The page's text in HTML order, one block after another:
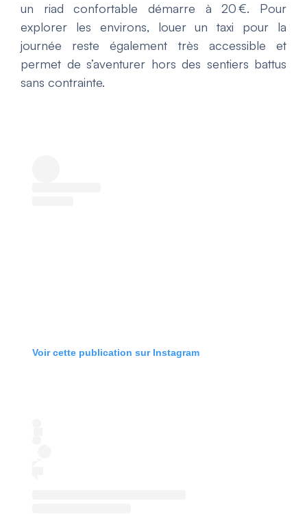
un riad confortable démarre à 20 €. Pour
explorer les environs, louer un taxi pour la
journée reste également très accessible et
permet de s’aventurer hors des sentiers battus
sans contrainte.
Voir cette publication sur Instagram